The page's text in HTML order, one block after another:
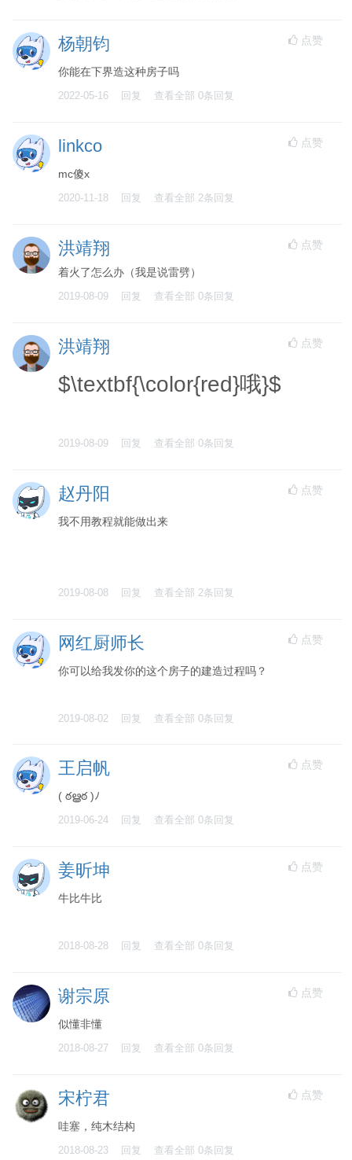
杨朝钧 点赞
你能在下界造这种房子吗
2022-05-16 回复 查看全部 0条回复
linkco 点赞
mc傻x
2020-11-18 回复 查看全部 2条回复
洪靖翔 点赞
着火了怎么办（我是说雷劈）
2019-08-09 回复 查看全部 0条回复
洪靖翔 点赞
$\textbf{\color{red}哦}$
2019-08-09 回复 查看全部 0条回复
赵丹阳 点赞
我不用教程就能做出来
2019-08-08 回复 查看全部 2条回复
网红厨师长 点赞
你可以给我发你的这个房子的建造过程吗？
2019-08-02 回复 查看全部 0条回复
王启帆 点赞
( ఠൠఠ )ﾉ
2019-06-24 回复 查看全部 0条回复
姜昕坤 点赞
牛比牛比
2018-08-28 回复 查看全部 0条回复
谢宗原 点赞
似懂非懂
2018-08-27 回复 查看全部 0条回复
宋柠君 点赞
哇塞，纯木结构
2018-08-23 回复 查看全部 0条回复